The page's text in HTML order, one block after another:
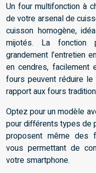
Un four multifonction à
de votre arsenal de
cuisson homogène,
mijotés. La fonction
grandement l’entretien
en cendres, facilement
fours peuvent réduire le
rapport aux fours
Optez pour un modèle
pour différents types de
proposent même des
vous permettant de
votre smartphone.